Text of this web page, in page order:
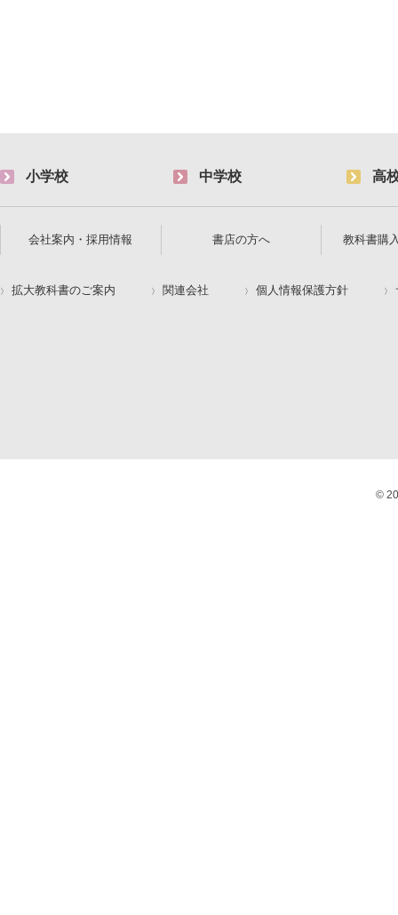
小学校 中学校 高
会社案内・採用情報 書店の方へ 教科書購
拡大教科書のご案内 関連会社 個人情報保護方針
©